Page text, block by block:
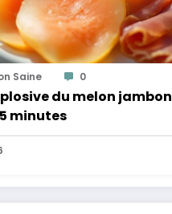
Saine 0
du melon jambon
minutes